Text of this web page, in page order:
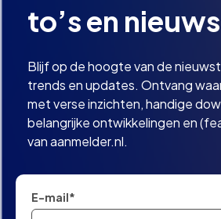
to’s en nieuws
Blijf op de hoogte van de
trends en updates. Ontvang
met verse inzichten, handige
belangrijke ontwikkelingen en
van aanmelder.nl.
E-mail*